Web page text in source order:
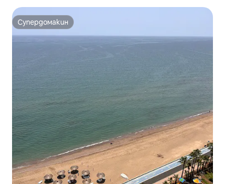
Супердомакин
Супердомакин